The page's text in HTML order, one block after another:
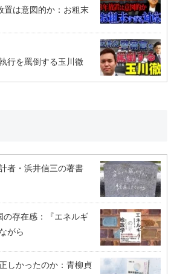
置は意図的か：お粗末
行を罵倒する玉川徹
者・浜井信三の著書
の存在感：『エネルギ
がら
しかったのか：青柳貞